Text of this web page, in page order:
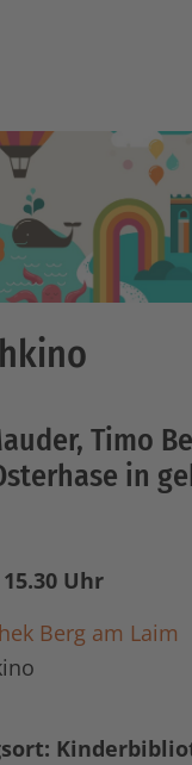
Timo
in
15.30 Uhr
Berg am Laim